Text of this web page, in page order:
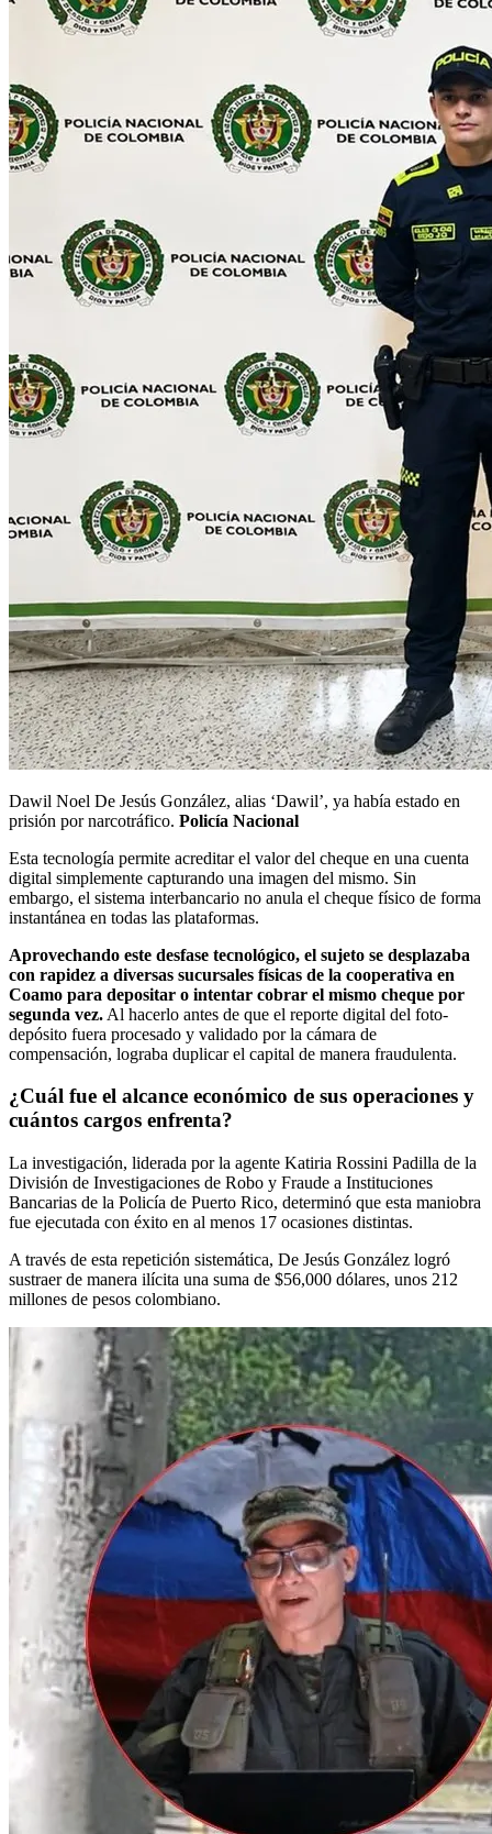
Dawil Noel De Jesús González, alias ‘Dawil’, ya había estado en
prisión por narcotráfico. Policía Nacional
Esta tecnología permite acreditar el valor del cheque en una cuenta
digital simplemente capturando una imagen del mismo. Sin
embargo, el sistema interbancario no anula el cheque físico de forma
instantánea en todas las plataformas.
Aprovechando este desfase tecnológico, el sujeto se desplazaba
con rapidez a diversas sucursales físicas de la cooperativa en
Coamo para depositar o intentar cobrar el mismo cheque por
segunda vez. Al hacerlo antes de que el reporte digital del foto-
depósito fuera procesado y validado por la cámara de
compensación, lograba duplicar el capital de manera fraudulenta.
¿Cuál fue el alcance económico de sus operaciones y
cuántos cargos enfrenta?
La investigación, liderada por la agente Katiria Rossini Padilla de la
División de Investigaciones de Robo y Fraude a Instituciones
Bancarias de la Policía de Puerto Rico, determinó que esta maniobra
fue ejecutada con éxito en al menos 17 ocasiones distintas.
A través de esta repetición sistemática, De Jesús González logró
sustraer de manera ilícita una suma de $56,000 dólares, unos 212
millones de pesos colombiano.